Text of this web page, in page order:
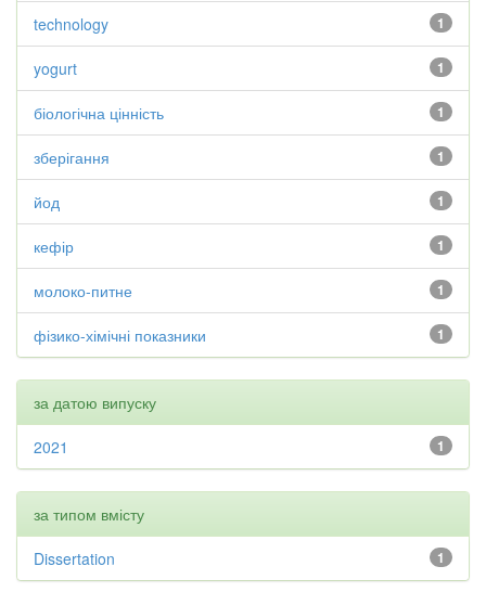
1
technology
1
yogurt
1
біологічна цінність
1
зберігання
1
йод
1
кефір
1
молоко-питне
1
фізико-хімічні показники
за датою випуску
1
2021
за типом вмісту
1
Dissertation